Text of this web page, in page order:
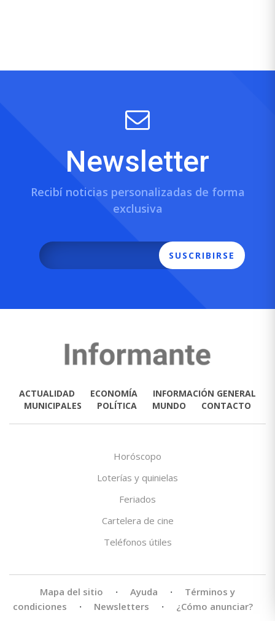
Newsletter
Recibí noticias personalizadas de forma
exclusiva
SUSCRIBIRSE
ACTUALIDAD ECONOMÍA
INFORMACIÓN GENERAL
MUNICIPALES
POLÍTICA MUNDO CONTACTO
Horóscopo
Loterías y quinielas
Feriados
Cartelera de cine
Teléfonos útiles
Mapa del sitio · Ayuda ·
Términos y
condiciones
· Newsletters · ¿Cómo anunciar?